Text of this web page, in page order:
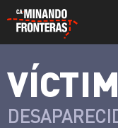
Víctimas y
victimarios
Portada »